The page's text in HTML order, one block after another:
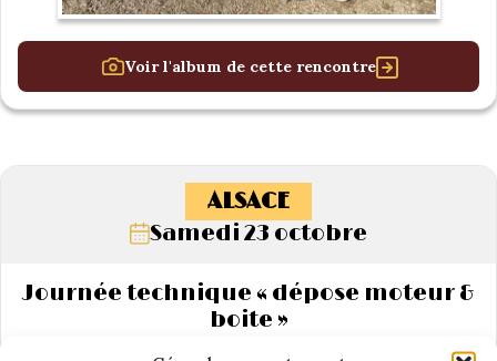
Voir l'album de cette rencontre
ALSACE
Samedi 23 octobre
Journée technique « dépose moteur &
boite »